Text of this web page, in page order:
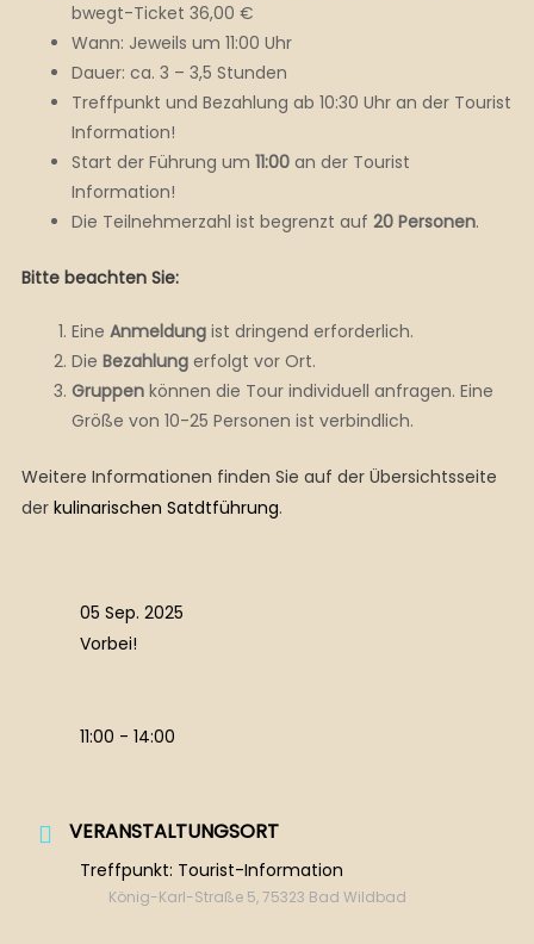
bwegt-Ticket 36,00 €
Wann: Jeweils um 11:00 Uhr
Dauer: ca. 3 – 3,5 Stunden
Treffpunkt und Bezahlung ab 10:30 Uhr an der Tourist
Information!
Start der Führung um 11:00an der Tourist
Information!
Die Teilnehmerzahl ist begrenzt auf 20 Personen.
Bitte beachten Sie:
Eine Anmeldungist dringend erforderlich.
Die Bezahlungerfolgt vor Ort.
Gruppenkönnen die Tour individuell anfragen. Eine
Größe von 10-25 Personen ist verbindlich.
Weitere Informationen finden Sie auf der Übersichtsseite
der kulinarischen Satdtführung.
05 Sep. 2025
Vorbei!
11:00 - 14:00
VERANSTALTUNGSORT
Treffpunkt: Tourist-Information
König-Karl-Straße 5, 75323 Bad Wildbad